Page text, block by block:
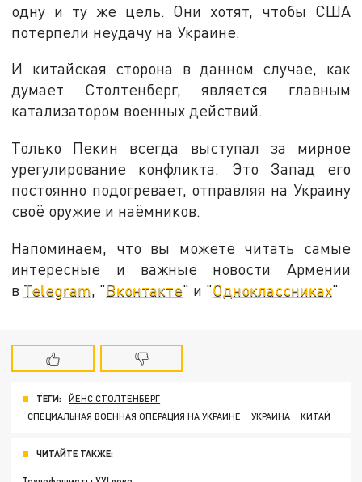
одну и ту же цель. Они хотят, чтобы США
потерпели неудачу на Украине.
И китайская сторона в данном случае, как
думает Столтенберг, является главным
катализатором военных действий.
Только Пекин всегда выступал за мирное
урегулирование конфликта. Это Запад его
постоянно подогревает, отправляя на Украину
своё оружие и наёмников.
Напоминаем, что вы можете читать самые
интересные и важные новости Армении
в Telegram, "Вконтакте" и "Одноклассниках"
ТЕГИ:
ЙЕНС СТОЛТЕНБЕРГ
СПЕЦИАЛЬНАЯ ВОЕННАЯ ОПЕРАЦИЯ НА УКРАИНЕ
УКРАИНА КИТАЙ
ЧИТАЙТЕ ТАКЖЕ: